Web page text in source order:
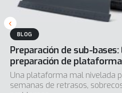
BLOG
Preparación de sub-bases:
preparación de
Una plataforma mal nivelada
semanas de retrasos,